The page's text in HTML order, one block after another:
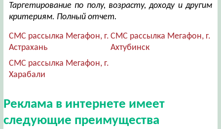
Таргетирование по полу, возрасту, доходу и другим
критериям. Полный отчет.
СМС рассылка Мегафон, г.
Астрахань
СМС рассылка Мегафон, г.
Ахтубинск
СМС рассылка Мегафон, г.
Харабали
Реклама в интернете имеет
следующие преимущества